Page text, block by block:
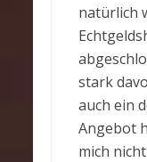
natürlich
stark
auch ein
Angebot
mich